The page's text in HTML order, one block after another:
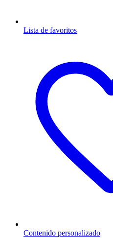
Lista de favoritos
Contenido personalizado